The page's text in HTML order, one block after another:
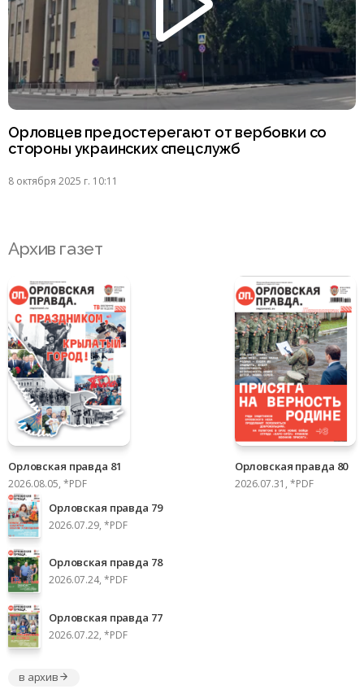
Орловцев предостерегают от вербовки со
стороны украинских спецслужб
8 октября 2025 г. 10:11
Архив газет
Орловская правда 81
2026.08.05, *PDF
Орловская правда 80
2026.07.31, *PDF
Орловская правда 79
2026.07.29, *PDF
Орловская правда 78
2026.07.24, *PDF
Орловская правда 77
2026.07.22, *PDF
в архив